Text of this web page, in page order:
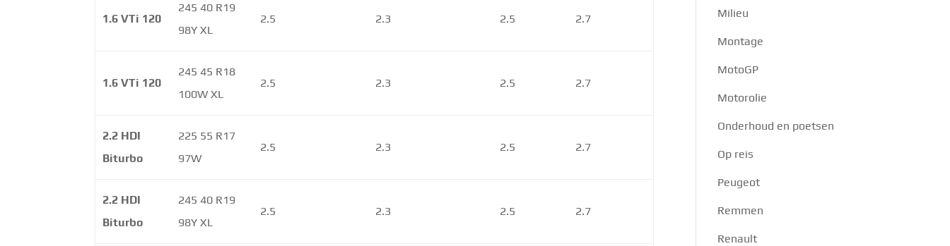
1.6 VTi 120
245 40 R19
98Y XL
2.5 2.3 2.5 2.7
1.6 VTi 120
245 45 R18
100W XL
2.5 2.3 2.5 2.7
2.2 HDI
Biturbo
225 55 R17
97W
2.5 2.3 2.5 2.7
2.2 HDI
Biturbo
245 40 R19
98Y XL
2.5 2.3 2.5 2.7
Milieu
Montage
MotoGP
Motorolie
Onderhoud en poetsen
Op reis
Peugeot
Remmen
Renault